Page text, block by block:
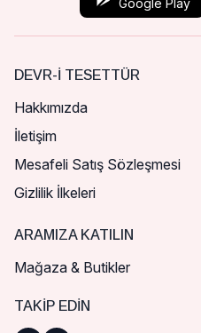
Google Play
DEVR-I TESETTÜR
Hakkımızda
İletişim
Mesafeli Satış Sözleşmesi
Gizlilik İlkeleri
ARAMIZA KATILIN
Mağaza & Butikler
TAKIP EDIN